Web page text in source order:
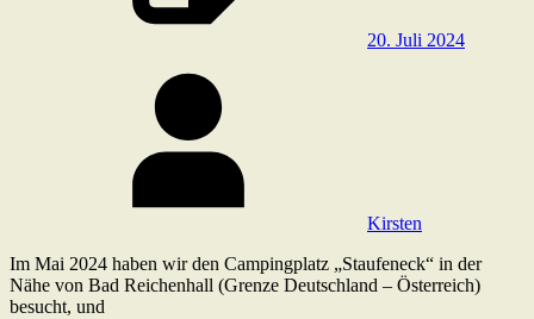
20. Juli 2024
Kirsten
Im Mai 2024 haben wir den Campingplatz „Staufeneck“ in der
Nähe von Bad Reichenhall (Grenze Deutschland – Österreich)
besucht, und